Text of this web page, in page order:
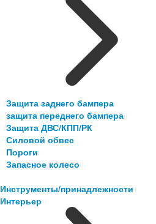
Защита заднего бампера
защита переднего бампера
Защита ДВС/КПП/РК
Силовой обвес
Пороги
Запасное колесо
Инструменты/принадлежности
Интерьер